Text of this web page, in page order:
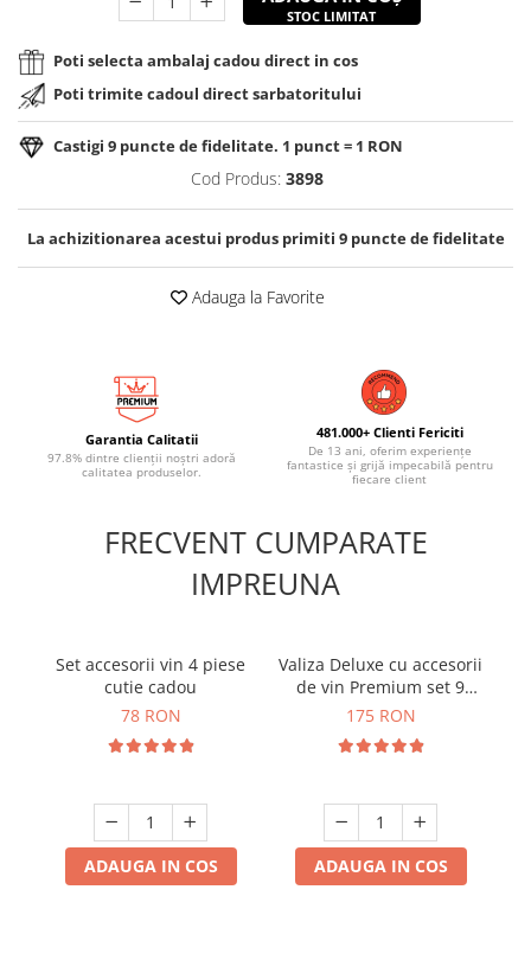
STOC LIMITAT
Poti selecta ambalaj cadou direct in cos
Poti trimite cadoul direct sarbatoritului
Castigi 9 puncte de fidelitate. 1 punct = 1 RON
Cod Produs: 3898
La achizitionarea acestui produs primiti 9puncte de fidelitate
Adauga la Favorite
Garantia Calitatii
97.8% dintre clienții noștri adoră
calitatea produselor.
481.000+ Clienti Fericiti
De 13 ani, oferim experiențe
fantastice și grijă impecabilă pentru
fiecare client
FRECVENT CUMPARATE
IMPREUNA
Set accesorii vin 4 piese
cutie cadou
78 RON
ADAUGA IN COS
Valiza Deluxe cu accesorii
de vin Premium set 9
piese
175 RON
ADAUGA IN COS